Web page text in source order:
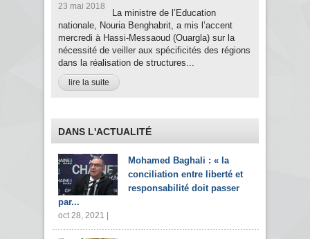
23 mai 2018
La ministre de l’Education
nationale, Nouria Benghabrit, a mis l’accent
mercredi à Hassi-Messaoud (Ouargla) sur la
nécessité de veiller aux spécificités des régions
dans la réalisation de structures...
lire la suite
DANS L'ACTUALITÉ
Mohamed Baghali : « la
conciliation entre liberté et
responsabilité doit passer
par...
oct 28, 2021 |